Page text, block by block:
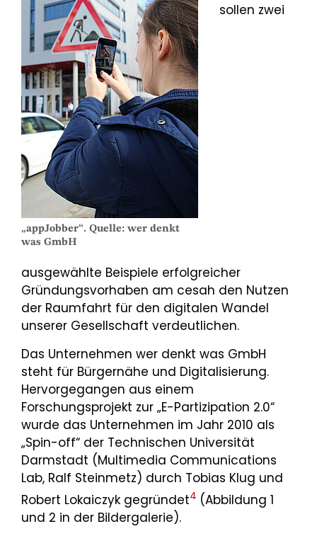
„appJobber“. Quelle: wer denkt
was GmbH
sollen zwei
ausgewählte Beispiele erfolgreicher
Gründungsvorhaben am cesah den Nutzen
der Raumfahrt für den digitalen Wandel
unserer Gesellschaft verdeutlichen.
Das Unternehmen wer denkt was GmbH
steht für Bürgernähe und Digitalisierung.
Hervorgegangen aus einem
Forschungsprojekt zur „E-Partizipation 2.0“
wurde das Unternehmen im Jahr 2010 als
„Spin-off“ der Technischen Universität
Darmstadt (Multimedia Communications
Lab, Ralf Steinmetz) durch Tobias Klug und
Robert Lokaiczyk gegründet4 (Abbildung 1
und 2 in der Bildergalerie).